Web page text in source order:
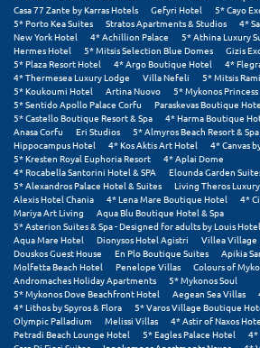
Μέτσοβο
Μήλος
Μονεμβασιά
Μουζάκι
Μπαλί Κρήτης
Μπάνσκο
Μπούκα Μεσσηνίας
Μύκονος
Μυστράς
Μυτιλήνη
Casa 77 Zante by Karras Hotels
Gefyri Hotel
5* Cayo
5* Porto Kea Suites
Stratos Apartments & Studios
4*
New York Hotel
4* Achillion Palace 5* Athina Luxury
Hermes Hotel
5* Mitsis Selection Blue Domes
Gizis
5* Plaza Resort Hotel
4* Argo Boutique Hotel
4*
4* Thermesea Luxury Lodge
Villa Nefeli
5* Mitsis
5* Koukoumi Hotel
Artina Nuovo
5* Mykonos Princess
5* Sentido Apollo Palace Corfu
Paraskevas Boutique
5* Castello Boutique Resort & Spa
4* Harma Boutique
Anasa Corfu
Eri Studios 5* Almyros Beach Resort & Spa
Hippocampus Hotel
4* Kos Aktis Art Hotel
4* Canvas
5* Kresten Royal Euphoria Resort
4* Aplai Dome
4* Rocabella Santorini Hotel & SPA
Elounda Garden
5* Alexandros Palace Hotel & Suites
Living Theros
Alexis Hotel Chania
4* Lena Mare Boutique Hotel
4*
Mariya Art Living
Aqua Blu Boutique Hotel & Spa
5* Asterion Suites & Spa - Designed for adults by Louis
Aqua Mare Hotel
Dionysos Hotel Agistri Villea Village
Douskos Guest House
En Plo Boutique Suites
Apikia
Molfetta Beach Hotel
Penelope Villas
Colours of
Andromaches Holiday Apartments
5* Mykonos Soul
5* Mykonos Dove Beachfront Hotel
Aegean Sea Villas
4* Lithos by Spyros & Flora
5* Varos Village Boutique
Olympic Palladium
Melissi Villas
4* Astir of Naxos
Petradi Beach Lounge Hotel
5* Eagles Palace Hotel
4*